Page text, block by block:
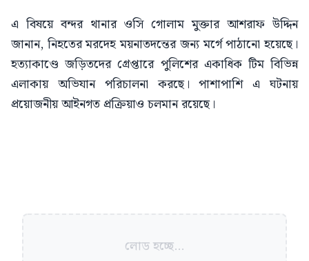
এ বিষয়ে বন্দর থানার ওসি গোলাম মুক্তার আশরাফ উদ্দিন
জানান, নিহতের মরদেহ ময়নাতদন্তের জন্য মর্গে পাঠানো হয়েছে।
হত্যাকাণ্ডে জড়িতদের গ্রেপ্তারে পুলিশের একাধিক টিম বিভিন্ন
এলাকায় অভিযান পরিচালনা করছে। পাশাপাশি এ ঘটনায়
প্রয়োজনীয় আইনগত প্রক্রিয়াও চলমান রয়েছে।
লোড হচ্ছে...